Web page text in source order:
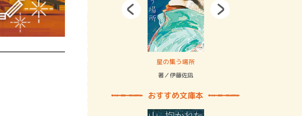
賞金稼ぎスリーサム！ 二重拘束の… 星の集う場所
著／伊藤佐凪
おすすめ文庫本